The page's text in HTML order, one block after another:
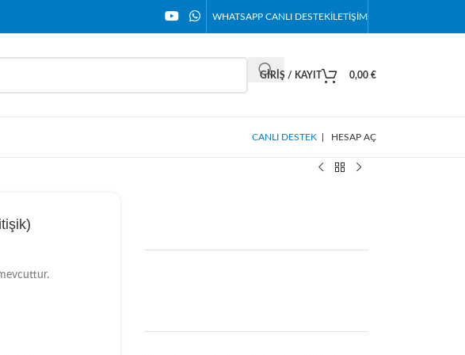
WHATSAPP CANLI DESTEKİLETIŞIM
GIRIŞ / KAYIT 0,00 €
CANLI DESTEK HESAP AÇ